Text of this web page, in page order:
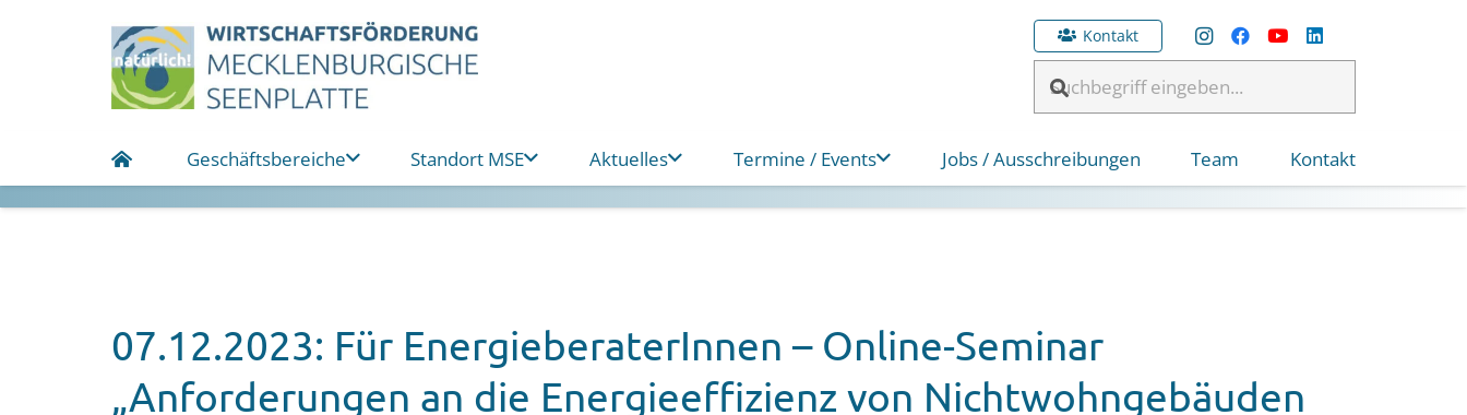
Kontakt
Geschäftsbereiche Standort MSE Aktuelles Termine / Events Jobs / Ausschreibungen Team Kontakt
07.12.2023: Für EnergieberaterInnen – Online-Seminar
„Anforderungen an die Energieeffizienz von Nichtwohngebäuden